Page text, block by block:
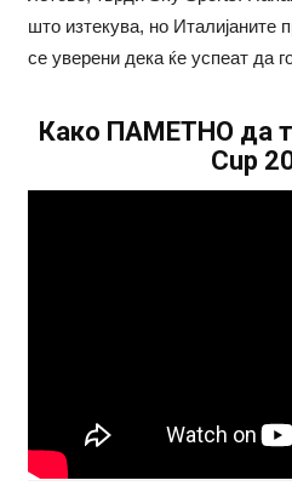
што изтекува, но Италијаните
се уверени дека ќе успеат да
Како ПАМЕТНО да
Cup